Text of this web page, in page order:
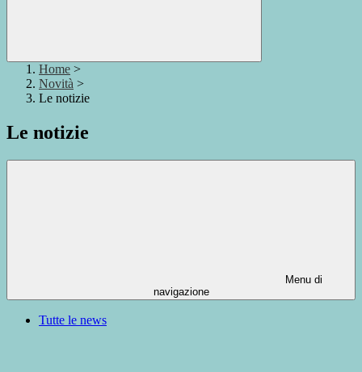
Home >
Novità >
Le notizie
Le notizie
Menu di
navigazione
Tutte le news